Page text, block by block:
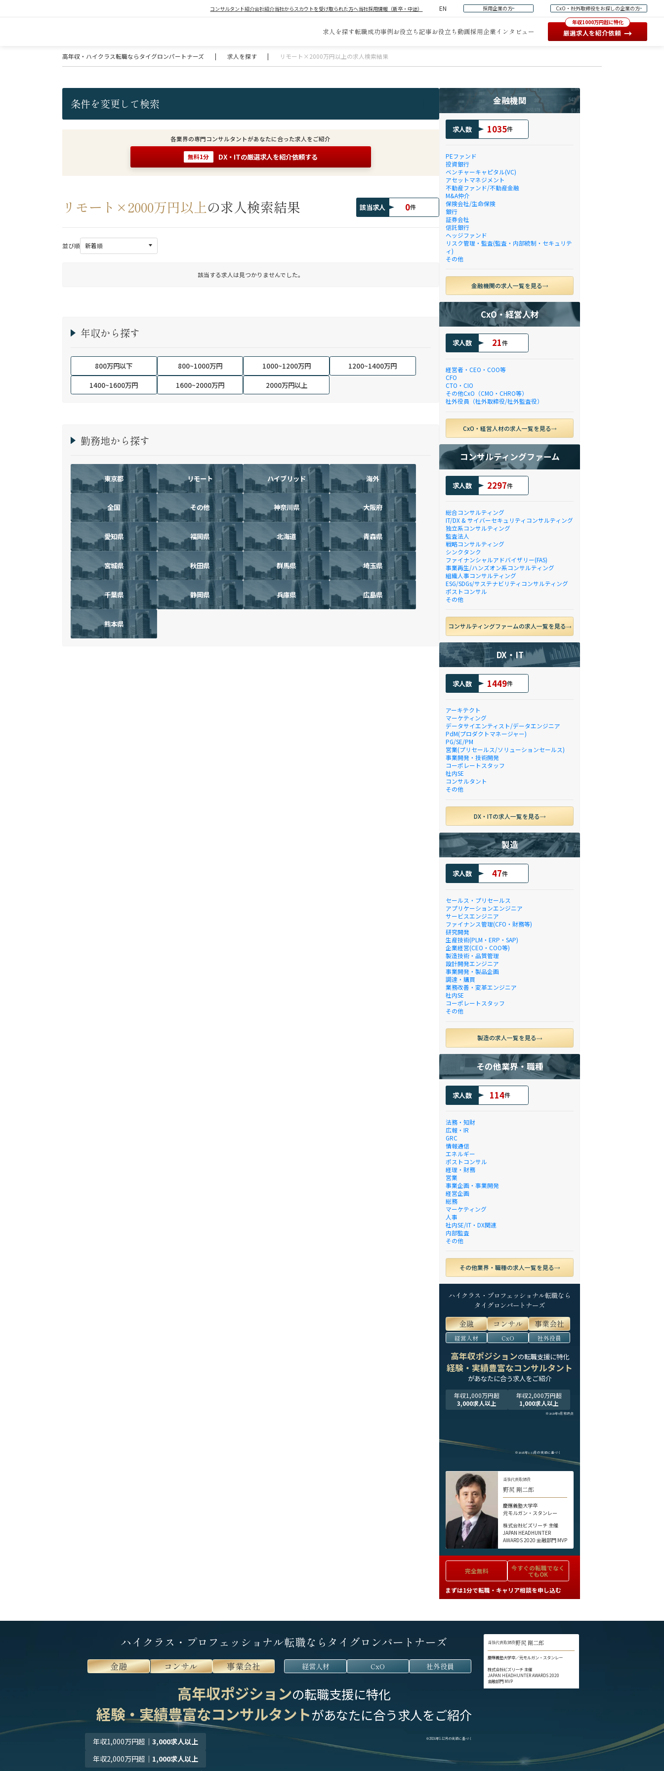
コンサルタント紹介会社紹介当社からスカウトを受け取られた方へ当社採用情報（新卒・中途） EN 採用企業の方 CxO・社外取締役をお探しの企業の方
求人を探す転職成功事例お役立ち記事お役立ち動画採用企業インタビュー
年収1000万円超に特化
厳選求人を紹介依頼 →
高年収・ハイクラス転職ならタイグロンパートナーズ | 求人を探す | リモート×2000万円以上の求人検索結果
条件を変更して検索
各業界の専門コンサルタントがあなたに合った求人をご紹介
無料1分 DX・ITの厳選求人を紹介依頼する
リモート×2000万円以上の求人検索結果 該当求人 0件
並び順
該当する求人は見つかりませんでした。
年収から探す
800万円以下 800~1000万円 1000~1200万円
1200~1400万円
1400~1600万円
1600~2000万円 2000万円以上
勤務地から探す
東京都 リモート ハイブリッド 海外
全国 その他 神奈川県 大阪府
愛知県 福岡県 北海道 青森県
宮城県 秋田県 群馬県 埼玉県
千葉県 静岡県 兵庫県 広島県
熊本県
金融機関
求人数 1035件
PEファンド
投資銀行
ベンチャーキャピタル(VC)
アセットマネジメント
不動産ファンド/不動産金融
M&A仲介
保険会社/生命保険
銀行
証券会社
信託銀行
ヘッジファンド
リスク管理・監査(監査・内部統制・セキュリテ
ィ)
その他
金融機関の求人一覧を見る
CxO・経営人材
求人数 21件
経営者・CEO・COO等
CFO
CTO・CIO
その他CxO（CMO・CHRO等）
社外役員（社外取締役/社外監査役）
CxO・経営人材の求人一覧を見る
コンサルティングファーム
求人数 2297件
総合コンサルティング
IT/DX & サイバーセキュリティコンサルティング
独立系コンサルティング
監査法人
戦略コンサルティング
シンクタンク
ファイナンシャルアドバイザリー(FAS)
事業再生/ハンズオン系コンサルティング
組織人事コンサルティング
ESG/SDGs/サステナビリティコンサルティング
ポストコンサル
その他
コンサルティングファームの求人一覧を見る
DX・IT
求人数 1449件
アーキテクト
マーケティング
データサイエンティスト/データエンジニア
PdM(プロダクトマネージャー)
PG/SE/PM
営業(プリセールス/ソリューションセールス)
事業開発・技術開発
コーポレートスタッフ
社内SE
コンサルタント
その他
DX・ITの求人一覧を見る
製造
求人数 47件
セールス・プリセールス
アプリケーションエンジニア
サービスエンジニア
ファイナンス管理(CFO・財務等)
研究開発
生産技術(PLM・ERP・SAP)
企業経営(CEO・COO等)
製造技術・品質管理
設計開発エンジニア
事業開発・製品企画
調達・購買
業務改善・変革エンジニア
社内SE
コーポレートスタッフ
その他
製造の求人一覧を見る
その他業界・職種
求人数 114件
法務・知財
広報・IR
GRC
情報通信
エネルギー
ポストコンサル
経理・財務
営業
事業企画・事業開発
経営企画
総務
マーケティング
人事
社内SE/IT・DX関連
内部監査
その他
その他業界・職種の求人一覧を見る
ハイクラス・プロフェッショナル転職なら
タイグロンパートナーズ
金融 コンサル 事業会社
経営人材 CxO 社外役員
高年収ポジションの転職支援に特化
経験・実績豊富なコンサルタント
があなたに合う求人をご紹介
年収1,000万円超
3,000求人以上
年収2,000万円超
1,000求人以上
※2025年9月末時点
※2024年1-12月の実績に基づく
当社代表取締役
野尻 剛二郎
慶應義塾大学卒
元モルガン・スタンレー
株式会社ビズリーチ 主催
JAPAN HEADHUNTER
AWARDS 2020 金融部門 MVP
完全無料 今すぐの転職でなく
てもOK
まずは1分で転職・キャリア相談を申し込む
ハイクラス・プロフェッショナル転職ならタイグロンパートナーズ
金融 コンサル 事業会社 経営人材 CxO 社外役員
高年収ポジションの転職支援に特化
経験・実績豊富なコンサルタントがあなたに合う求人をご紹介
年収1,000万円超 ｜3,000求人以上
年収2,000万円超 ｜ 1,000求人以上
※2024年1-12月の実績に基づく
当社代表取締役野尻 剛二郎
慶應義塾大学卒／元モルガン・スタンレー
株式会社ビズリーチ 主催
JAPAN HEADHUNTER AWARDS 2020
金融部門 MVP